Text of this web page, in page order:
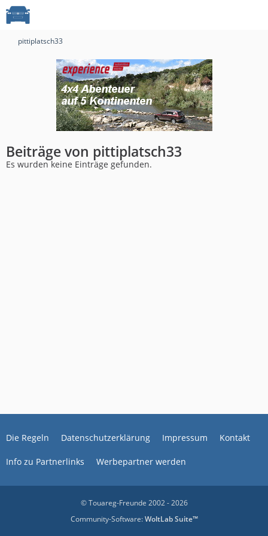
pittiplatsch33
Beiträge von pittiplatsch33
Es wurden keine Einträge gefunden.
Die Regeln Datenschutzerklärung Impressum Kontakt
Info zu Partnerlinks Werbepartner werden
© Touareg-Freunde 2002 - 2026
Community-Software:WoltLab Suite™